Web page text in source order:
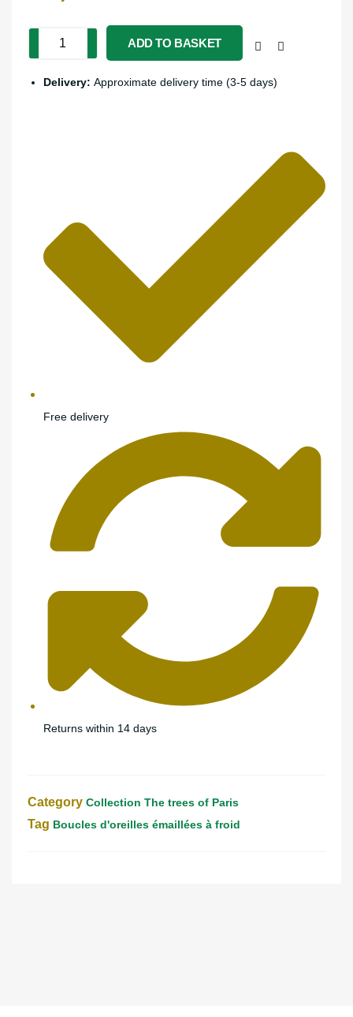
ADD TO BASKET
Delivery: Approximate delivery time (3-5 days)
Free delivery
Returns within 14 days
Category Collection The trees of Paris
Tag Boucles d'oreilles émaillées à froid